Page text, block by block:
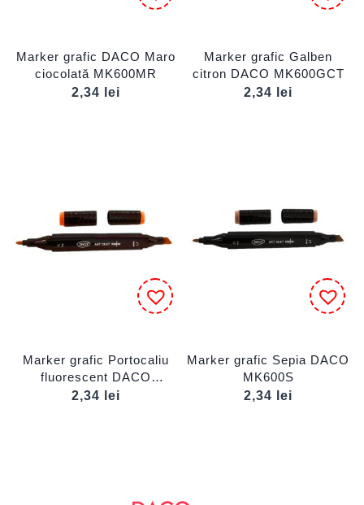
Marker grafic DACO Maro
ciocolată MK600MR
2,34
lei
Marker grafic Galben
citron DACO MK600GCT
2,34
lei
Marker grafic Portocaliu
fluorescent DACO
MK600PFL
2,34 lei
Marker grafic Sepia DACO
MK600S
2,34
lei